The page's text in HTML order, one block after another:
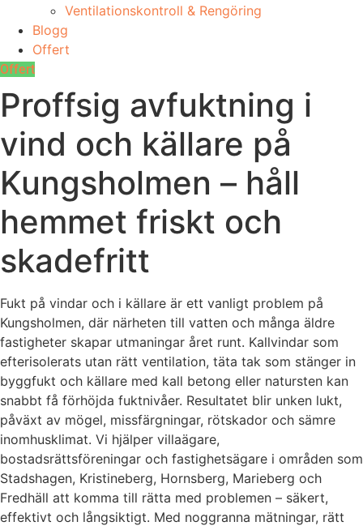
Ventilationskontroll & Rengöring
Blogg
Offert
Offert
Proffsig avfuktning i
vind och källare på
Kungsholmen – håll
hemmet friskt och
skadefritt
Fukt på vindar och i källare är ett vanligt problem på
Kungsholmen, där närheten till vatten och många äldre
fastigheter skapar utmaningar året runt. Kallvindar som
efterisolerats utan rätt ventilation, täta tak som stänger in
byggfukt och källare med kall betong eller natursten kan
snabbt få förhöjda fuktnivåer. Resultatet blir unken lukt,
påväxt av mögel, missfärgningar, rötskador och sämre
inomhusklimat. Vi hjälper villaägare,
bostadsrättsföreningar och fastighetsägare i områden som
Stadshagen, Kristineberg, Hornsberg, Marieberg och
Fredhäll att komma till rätta med problemen – säkert,
effektivt och långsiktigt. Med noggranna mätningar, rätt